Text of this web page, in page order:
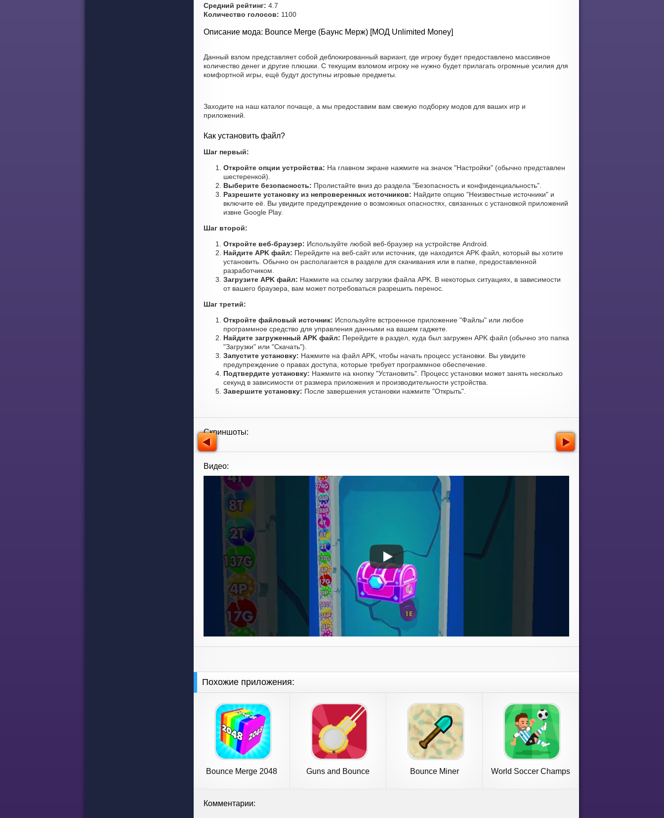
Средний рейтинг: 4.7
Количество голосов: 1100
Описание мода: Bounce Merge (Баунс Мерж) [МОД Unlimited Money]
Данный взлом представляет собой деблокированный вариант, где игроку будет предоставлено массивное
количество денег и другие плюшки. С текущим взломом игроку не нужно будет прилагать огромные усилия для
комфортной игры, ещё будут доступны игровые предметы.
Заходите на наш каталог почаще, а мы предоставим вам свежую подборку модов для ваших игр и
приложений.
Как установить файл?
Шаг первый:
Откройте опции устройства: На главном экране нажмите на значок "Настройки" (обычно представлен
шестеренкой).
Выберите безопасность: Пролистайте вниз до раздела "Безопасность и конфиденциальность".
Разрешите установку из непроверенных источников: Найдите опцию "Неизвестные источники" и
включите её. Вы увидите предупреждение о возможных опасностях, связанных с установкой приложений
извне Google Play.
Шаг второй:
Откройте веб-браузер: Используйте любой веб-браузер на устройстве Android.
Найдите APK файл: Перейдите на веб-сайт или источник, где находится APK файл, который вы хотите
установить. Обычно он располагается в разделе для скачивания или в папке, предоставленной
разработчиком.
Загрузите APK файл: Нажмите на ссылку загрузки файла APK. В некоторых ситуациях, в зависимости
от вашего браузера, вам может потребоваться разрешить перенос.
Шаг третий:
Откройте файловый источник: Используйте встроенное приложение "Файлы" или любое
программное средство для управления данными на вашем гаджете.
Найдите загруженный APK файл: Перейдите в раздел, куда был загружен APK файл (обычно это папка
"Загрузки" или "Скачать").
Запустите установку: Нажмите на файл APK, чтобы начать процесс установки. Вы увидите
предупреждение о правах доступа, которые требует программное обеспечение.
Подтвердите установку: Нажмите на кнопку "Установить". Процесс установки может занять несколько
секунд в зависимости от размера приложения и производительности устройства.
Завершите установку: После завершения установки нажмите "Открыть".
Скриншоты:
Видео:
Похожие приложения:
Bounce Merge 2048
Guns and Bounce Bounce Miner World Soccer Champs
Комментарии: